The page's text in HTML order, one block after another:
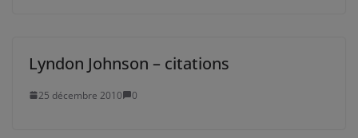
Lyndon Johnson – citations
25 décembre 2010 0